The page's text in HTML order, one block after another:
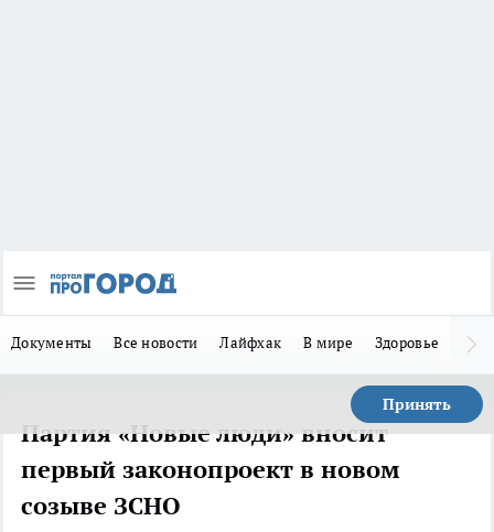
Документы Все новости Лайфхак В мире Здоровье
Принять
Партия «Новые люди» вносит
первый законопроект в новом
созыве ЗСНО